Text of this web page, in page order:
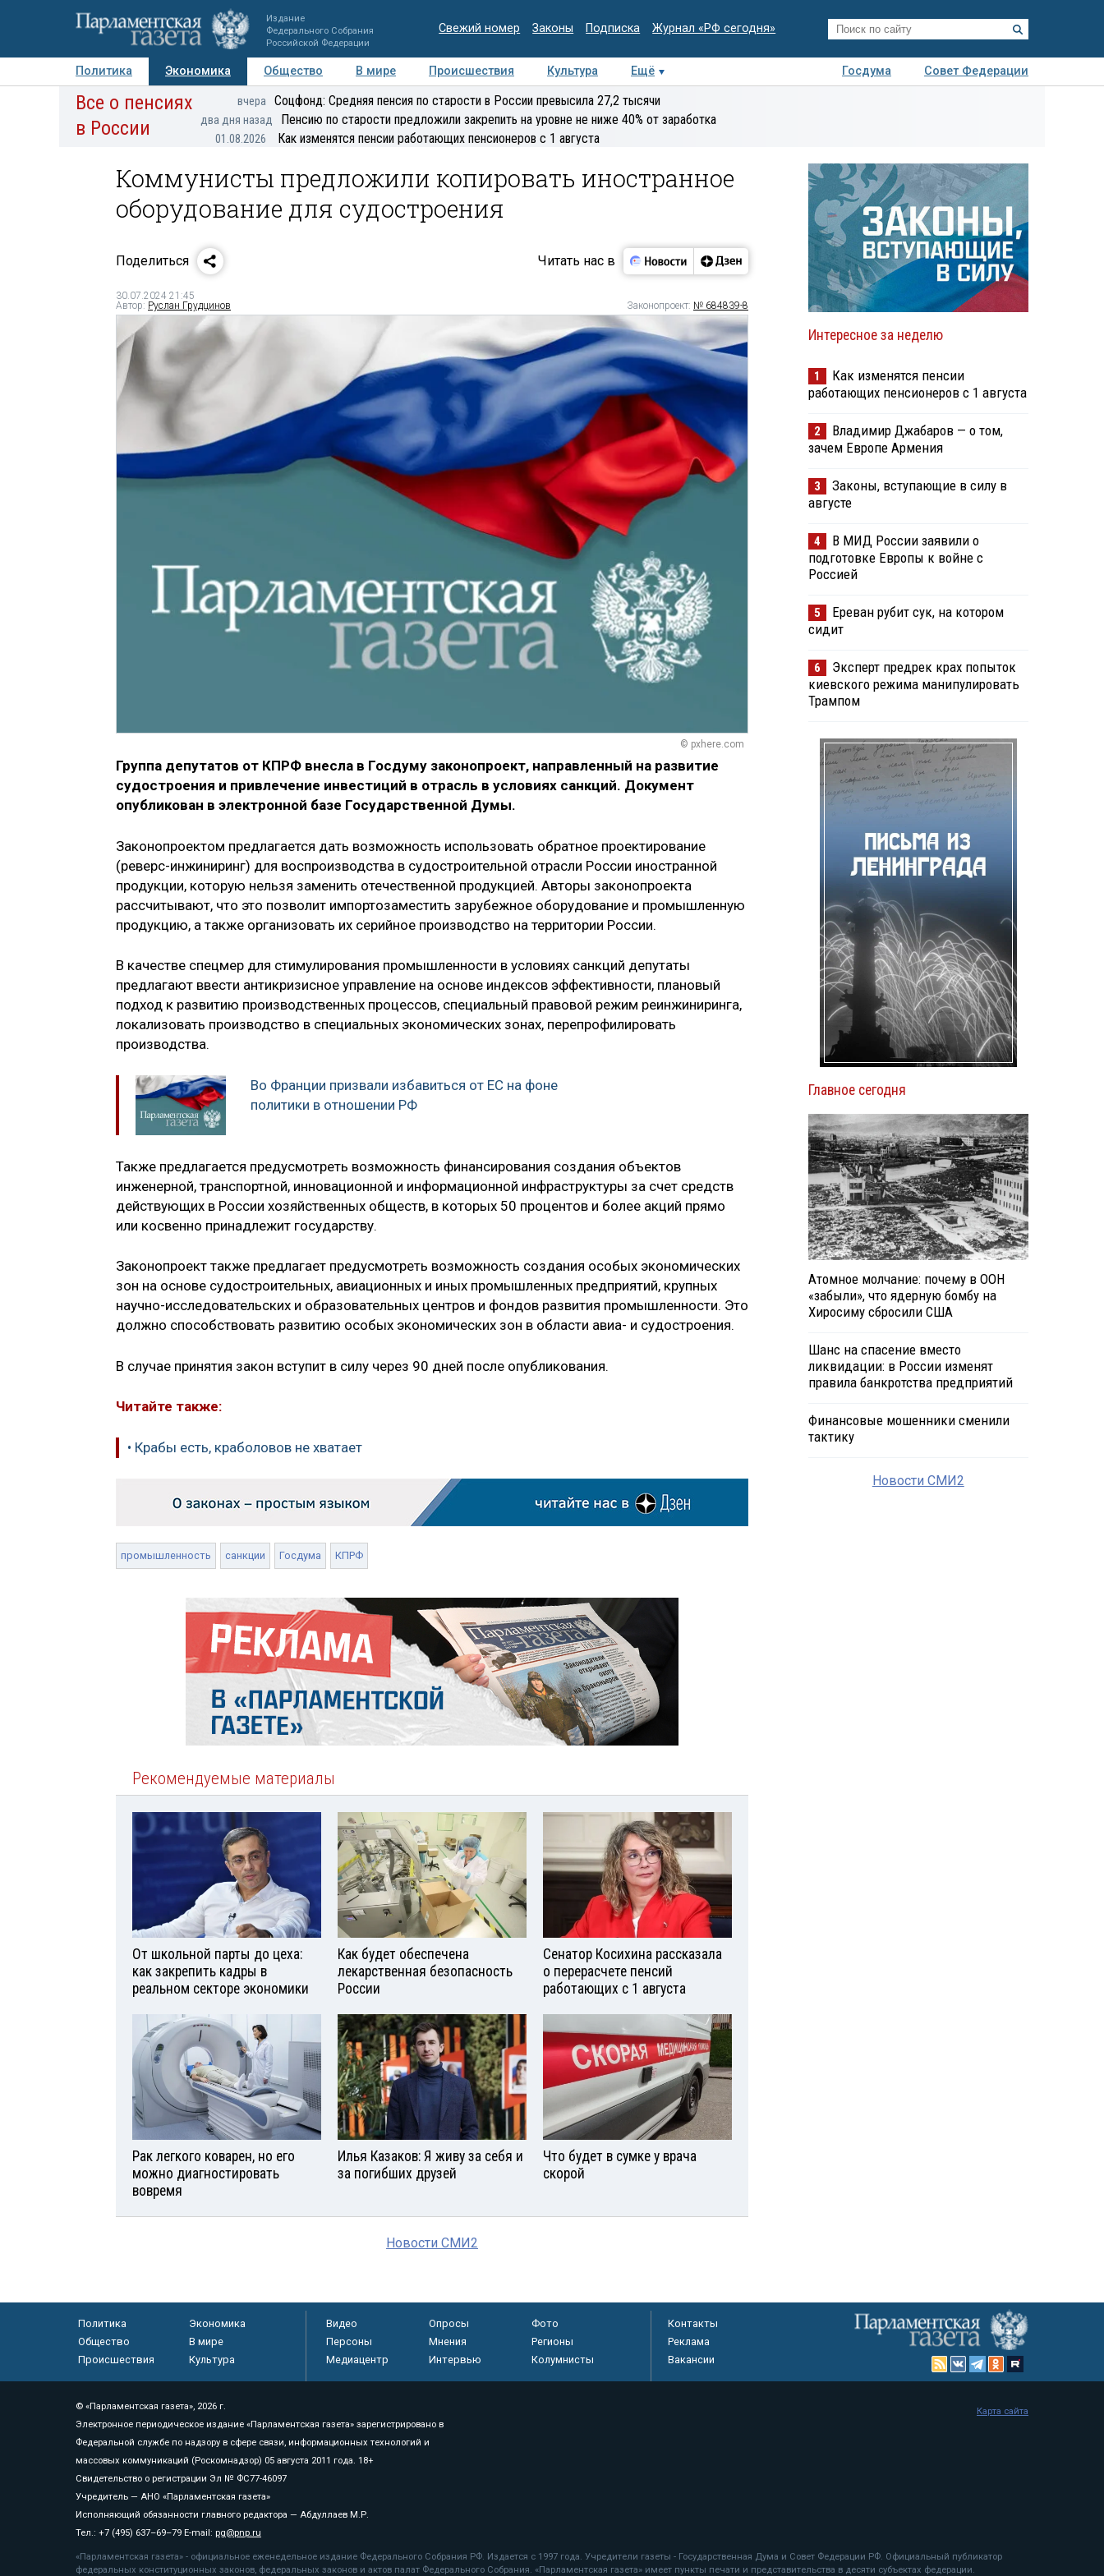
Издание
Федерального Собрания
Российской Федерации
Свежий номер Законы Подписка Журнал «РФ сегодня»
Политика Экономика Общество В мире Происшествия Культура Ещё Госдума
Совет Федерации
Авторы Персоны Мнения Регионы Медиацентр Интервью Колумнисты
экспертиза
Все о пенсиях
в России
вчера Соцфонд: Средняя пенсия по старости в России превысила 27,2 тысячи
два дня назад Пенсию по старости предложили закрепить на уровне не ниже 40% от заработка
01.08.2026 Как изменятся пенсии работающих пенсионеров с 1 августа
Коммунисты предложили копировать иностранное
оборудование для судостроения
Поделиться Читать нас в
30.07.2024 21:45
Автор: Руслан Грудцинов Законопроект: № 684839-8
© pxhere.com
Группа депутатов от КПРФ внесла в Госдуму законопроект, направленный на развитие
судостроения и привлечение инвестиций в отрасль в условиях санкций. Документ
опубликован в электронной базе Государственной Думы.
Законопроектом предлагается дать возможность использовать обратное проектирование
(реверс-инжиниринг) для воспроизводства в судостроительной отрасли России иностранной
продукции, которую нельзя заменить отечественной продукцией. Авторы законопроекта
рассчитывают, что это позволит импортозаместить зарубежное оборудование и промышленную
продукцию, а также организовать их серийное производство на территории России.
В качестве спецмер для стимулирования промышленности в условиях санкций депутаты
предлагают ввести антикризисное управление на основе индексов эффективности, плановый
подход к развитию производственных процессов, специальный правовой режим реинжиниринга,
локализовать производство в специальных экономических зонах, перепрофилировать
производства.
Во Франции призвали избавиться от ЕС на фоне
политики в отношении РФ
Также предлагается предусмотреть возможность финансирования создания объектов
инженерной, транспортной, инновационной и информационной инфраструктуры за счет средств
действующих в России хозяйственных обществ, в которых 50 процентов и более акций прямо
или косвенно принадлежит государству.
Законопроект также предлагает предусмотреть возможность создания особых экономических
зон на основе судостроительных, авиационных и иных промышленных предприятий, крупных
научно-исследовательских и образовательных центров и фондов развития промышленности. Это
должно способствовать развитию особых экономических зон в области авиа- и судостроения.
В случае принятия закон вступит в силу через 90 дней после опубликования.
Читайте также:
• Крабы есть, краболовов не хватает
промышленность санкции Госдума КПРФ
Рекомендуемые материалы
От школьной парты до цеха:
как закрепить кадры в
реальном секторе экономики
Как будет обеспечена
лекарственная безопасность
России
Сенатор Косихина рассказала
о перерасчете пенсий
работающих с 1 августа
Рак легкого коварен, но его
можно диагностировать
вовремя
Илья Казаков: Я живу за себя и
за погибших друзей
Что будет в сумке у врача
скорой
Новости СМИ2
Интересное за неделю
1
Как изменятся пенсии
работающих пенсионеров с 1 августа
2
Владимир Джабаров — о том,
зачем Европе Армения
3
Законы, вступающие в силу в
августе
4
В МИД России заявили о
подготовке Европы к войне с
Россией
5
Ереван рубит сук, на котором
сидит
6
Эксперт предрек крах попыток
киевского режима манипулировать
Трампом
Главное сегодня
Атомное молчание: почему в ООН
«забыли», что ядерную бомбу на
Хиросиму сбросили США
Шанс на спасение вместо
ликвидации: в России изменят
правила банкротства предприятий
Финансовые мошенники сменили
тактику
Новости СМИ2
Политика
Экономика
Общество
В мире
Происшествия
Культура
Видео Опросы
Фото
Персоны
Мнения
Регионы
Медиацентр
Интервью Колумнисты
Контакты
Реклама
Вакансии
© «Парламентская газета», 2026 г.
Электронное периодическое издание «Парламентская газета» зарегистрировано в
Федеральной службе по надзору в сфере связи, информационных технологий и
массовых коммуникаций (Роскомнадзор) 05 августа 2011 года. 18+
Свидетельство о регистрации Эл № ФС77-46097
Учредитель — АНО «Парламентская газета»
Исполняющий обязанности главного редактора — Абдуллаев М.Р.
Тел.: +7 (495) 637–69–79 E-mail: pg@pnp.ru
«Парламентская газета» - официальное еженедельное издание Федерального Собрания РФ. Издается с 1997 года. Учредители газеты - Государственная Дума и Совет Федерации РФ. Официальный публикатор
федеральных конституционных законов, федеральных законов и актов палат Федерального Собрания. «Парламентская газета» имеет пункты печати и представительства в десяти субъектах федерации.
Карта сайта